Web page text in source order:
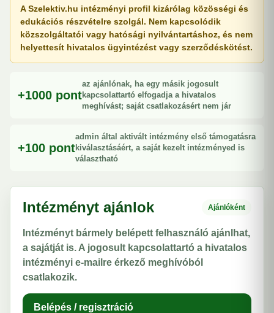
A Szelektiv.hu intézményi profil kizárólag közösségi és
edukációs részvételre szolgál. Nem kapcsolódik
közszolgáltatói vagy hatósági nyilvántartáshoz, és nem
helyettesít hivatalos ügyintézést vagy szerződéskötést.
+1000 pont
az ajánlónak, ha egy másik jogosult
kapcsolattartó elfogadja a hivatalos
meghívást; saját csatlakozásért nem jár
+100 pont
admin által aktivált intézmény első támogatásra
kiválasztásáért, a saját kezelt intézményed is
választható
Intézményt ajánlok Ajánlóként
Intézményt bármely belépett felhasználó ajánlhat,
a sajátját is. A jogosult kapcsolattartó a hivatalos
intézményi e-mailre érkező meghívóból
csatlakozik.
Belépés / regisztráció